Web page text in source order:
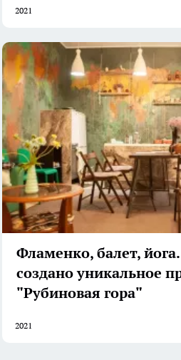
2021
Фламенко, балет,
создано уникальное
"Рубиновая гора"
2021